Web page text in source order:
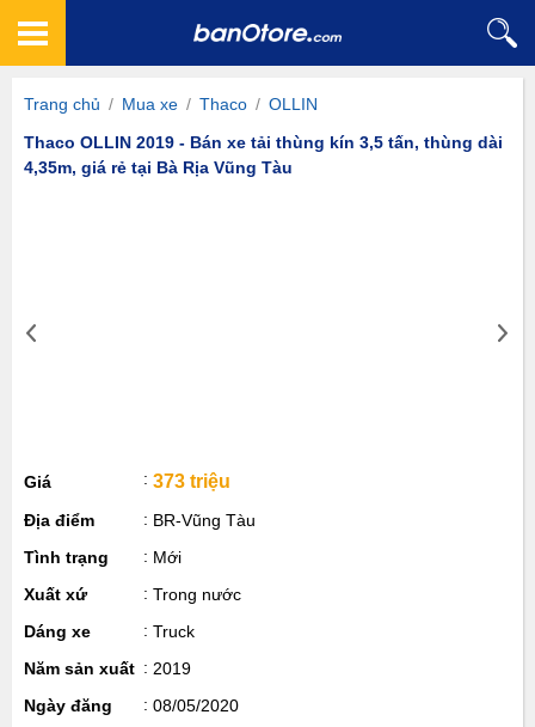
Trang chủ / Mua xe / Thaco / OLLIN
Thaco OLLIN 2019 - Bán xe tải thùng kín 3,5 tấn, thùng dài
4,35m, giá rẻ tại Bà Rịa Vũng Tàu
Giá 373 triệu
Địa điểm
BR-Vũng Tàu
Tình trạng
Mới
Xuất xứ
Trong nước
Dáng xe
Truck
Năm sản xuất
2019
Ngày đăng
08/05/2020